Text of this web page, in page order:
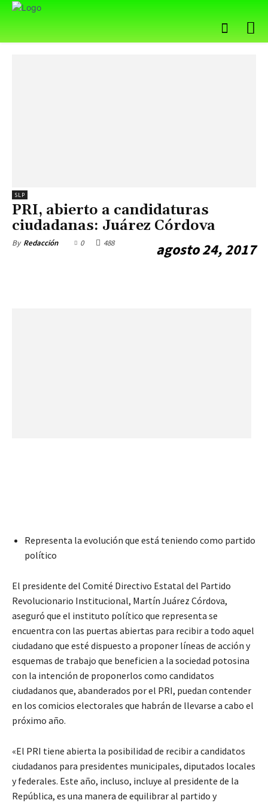
SLP
PRI, abierto a candidaturas
ciudadanas: Juárez Córdova
By Redacción agosto 24, 2017
0 488
Representa la evolución que está teniendo como partido
político
El presidente del Comité Directivo Estatal del Partido
Revolucionario Institucional, Martín Juárez Córdova,
aseguró que el instituto político que representa se
encuentra con las puertas abiertas para recibir a todo aquel
ciudadano que esté dispuesto a proponer líneas de acción y
esquemas de trabajo que beneficien a la sociedad potosina
con la intención de proponerlos como candidatos
ciudadanos que, abanderados por el PRI, puedan contender
en los comicios electorales que habrán de llevarse a cabo el
próximo año.
«El PRI tiene abierta la posibilidad de recibir a candidatos
ciudadanos para presidentes municipales, diputados locales
y federales. Este año, incluso, incluye al presidente de la
República, es una manera de equilibrar al partido y